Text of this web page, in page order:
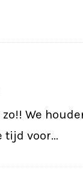
We
tijd voor…